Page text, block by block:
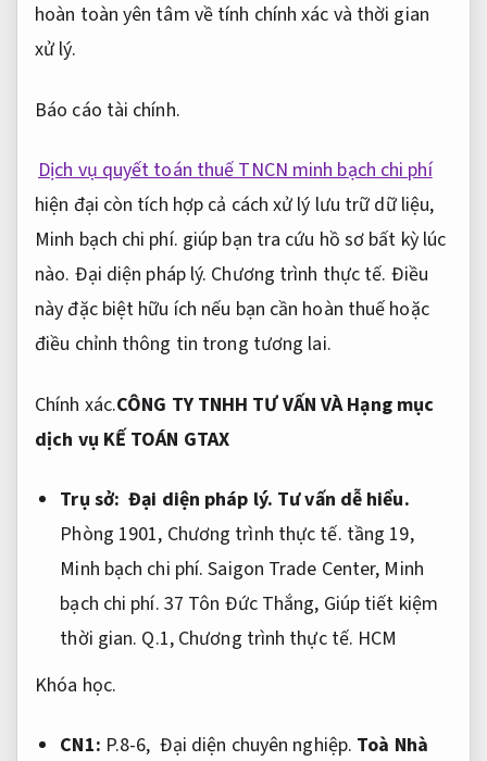
hoàn toàn yên tâm về tính chính xác và thời gian
xử lý.
Báo cáo tài chính.
Dịch vụ quyết toán thuế TNCN minh bạch chi phí
hiện đại còn tích hợp cả cách xử lý lưu trữ dữ liệu,
Minh bạch chi phí. giúp bạn tra cứu hồ sơ bất kỳ lúc
nào. Đại diện pháp lý. Chương trình thực tế. Điều
này đặc biệt hữu ích nếu bạn cần hoàn thuế hoặc
điều chỉnh thông tin trong tương lai.
Chính xác.CÔNG TY TNHH TƯ VẤN VÀ Hạng mục
dịch vụ KẾ TOÁN GTAX
Trụ sở:Đại diện pháp lý. Tư vấn dễ hiểu.
Phòng 1901, Chương trình thực tế. tầng 19,
Minh bạch chi phí. Saigon Trade Center, Minh
bạch chi phí. 37 Tôn Đức Thắng, Giúp tiết kiệm
thời gian. Q.1, Chương trình thực tế. HCM
Khóa học.
CN1: P.8-6, Đại diện chuyên nghiệp. Toà Nhà